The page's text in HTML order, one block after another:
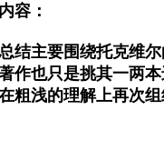
容：
结主要围绕托克维
作也只是挑其一两
粗浅的理解上再次